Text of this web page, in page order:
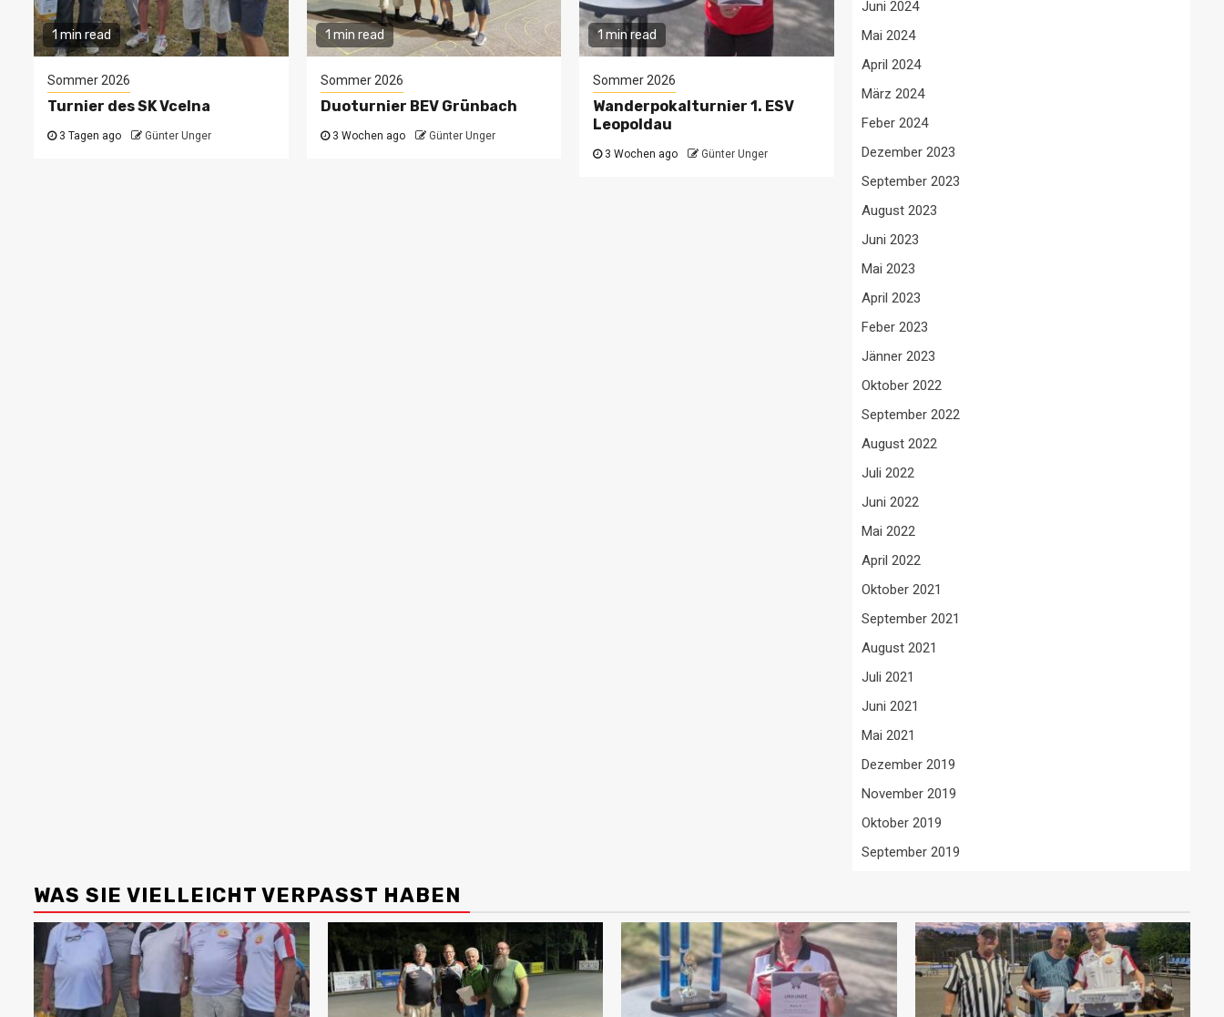
1 min read
Sommer 2026
Turnier des SK Vcelna
3 Tagen ago Günter Unger
1 min read
Sommer 2026
Duoturnier BEV Grünbach
3 Wochen ago Günter Unger
1 min read
Sommer 2026
Wanderpokalturnier 1. ESV
Leopoldau
3 Wochen ago Günter Unger
Juni 2024
Mai 2024
April 2024
März 2024
Feber 2024
Dezember 2023
September 2023
August 2023
Juni 2023
Mai 2023
April 2023
Feber 2023
Jänner 2023
Oktober 2022
September 2022
August 2022
Juli 2022
Juni 2022
Mai 2022
April 2022
Oktober 2021
September 2021
August 2021
Juli 2021
Juni 2021
Mai 2021
Dezember 2019
November 2019
Oktober 2019
September 2019
WAS SIE VIELLEICHT VERPASST HABEN